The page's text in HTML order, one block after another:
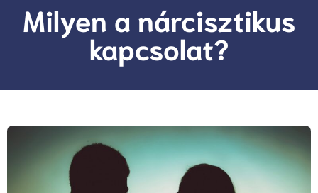
Milyen a nárcisztikus
kapcsolat?